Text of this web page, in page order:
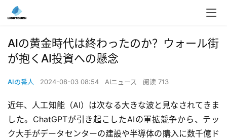
AIの黄金時代は終わったのか？ウォール街
が抱くAI投資への懸念
AIの番人 2024-08-03 08:54 AIニュース 阅读 713
近年、人工知能（AI）は次なる大きな波と見なされてきま
した。ChatGPTが引き起こしたAIの軍拡競争から、テッ
ク大手がデータセンターの建設や半導体の購入に数千億ド